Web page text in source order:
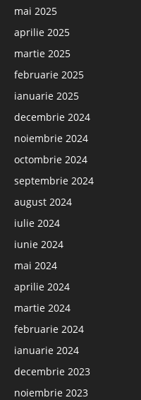
mai 2025
aprilie 2025
martie 2025
februarie 2025
ianuarie 2025
decembrie 2024
noiembrie 2024
octombrie 2024
septembrie 2024
august 2024
iulie 2024
iunie 2024
mai 2024
aprilie 2024
martie 2024
februarie 2024
ianuarie 2024
decembrie 2023
noiembrie 2023